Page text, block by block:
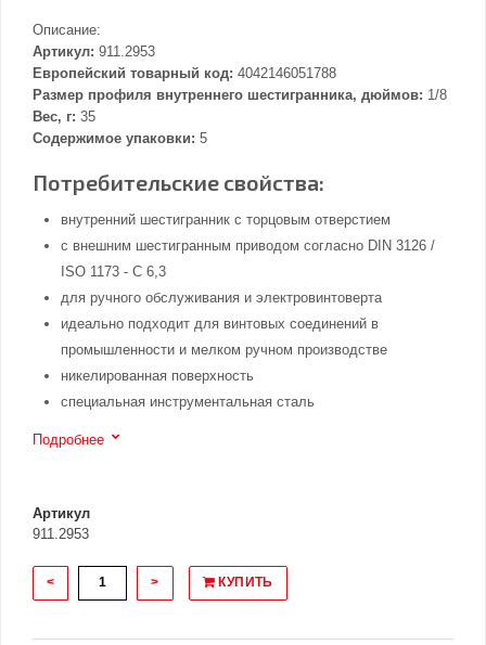
Описание:
Артикул: 911.2953
Европейский товарный код: 4042146051788
Размер профиля внутреннего шестигранника, дюймов: 1/8
Вес, г: 35
Содержимое упаковки: 5
Потребительские свойства:
внутренний шестигранник с торцовым отверстием
с внешним шестигранным приводом согласно DIN 3126 /
ISO 1173 - C 6,3
для ручного обслуживания и электровинтоверта
идеально подходит для винтовых соединений в
промышленности и мелком ручном производстве
никелированная поверхность
специальная инструментальная сталь
Подробнее
Артикул
911.2953
< > КУПИТЬ